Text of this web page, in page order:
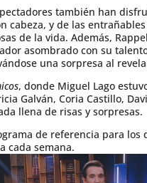
también han
cabeza, y de las
de la vida. Además,
asombrado con su
una sorpresa al
, donde Miguel Lago
Galván, Coria Castillo,
llena de risas y sorpresas.
de referencia para
cada semana.